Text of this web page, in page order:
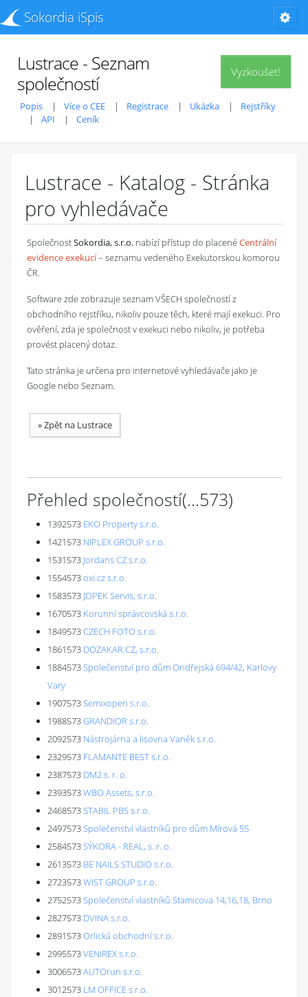
Sokordia iSpis
Vyzkoušet!
Lustrace - Seznam
společností
Popis Více o CEE Registrace Ukázka
Rejstříky
API
Ceník
Lustrace - Katalog - Stránka
pro vyhledávače
SpolečnostSokordia, s.r.o. nabízí přístup do placenéCentrální
evidence exekucí– seznamu vedeného Exekutorskou komorou
ČR.
Software zde zobrazuje seznam VŠECH společností z
obchodního rejstříku, nikoliv pouze těch, které mají exekuci. Pro
ověření, zda je společnost v exekuci nebo nikoliv, je potřeba
provést placený dotaz.
Tato stránka je určena pro internetové vyhledávače jako je
Google nebo Seznam.
»Zpět na Lustrace
Přehled společností(...573)
1392573 EKO Property s.r.o.
1421573 NIPLEX GROUP s.r.o.
1531573 Jordans CZ s.r.o.
1554573oxi.cz s.r.o.
1583573 JOPEK Servis, s.r.o.
1670573 Korunní správcovská s.r.o.
1849573CZECH FOTO s.r.o.
1861573 DOZAKAR.CZ, s.r.o.
1884573Společenství pro dům Ondřejská 694/42, Karlovy
Vary
1907573Semixopen s.r.o.
1988573GRANDIOR s.r.o.
2092573 Nástrojárna a lisovna Vaněk s.r.o.
2329573 FLAMANTE BEST s.r.o.
2387573 DM2 s. r. o.
2393573WBO Assets, s.r.o.
2468573STABIL PBS s.r.o.
2497573Společenství vlastníků pro dům Mírová 55
2584573SÝKORA - REAL, s. r. o.
2613573 BE NAILS STUDIO s.r.o.
2723573WIST GROUP s.r.o.
2752573Společenství vlastníků Stamicova 14,16,18, Brno
2827573 DVINA s.r.o.
2891573Orlická obchodní s.r.o.
2995573VENIREX s.r.o.
3006573AUTOrun s.r.o.
3012573 LM OFFICE s.r.o.